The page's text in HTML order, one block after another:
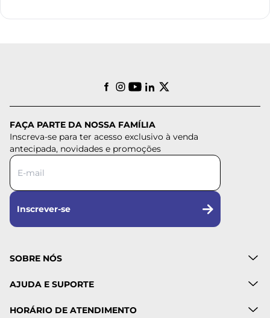
FAÇA PARTE DA NOSSA FAMÍLIA
Inscreva-se para ter acesso exclusivo à venda
antecipada, novidades e promoções
Inscrever-se
SOBRE NÓS
AJUDA E SUPORTE
HORÁRIO DE ATENDIMENTO